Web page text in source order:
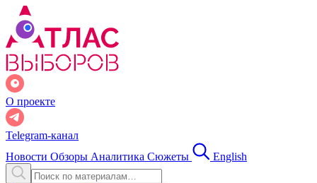
О проекте
Telegram-канал
Новости Обзоры Аналитика Сюжеты English